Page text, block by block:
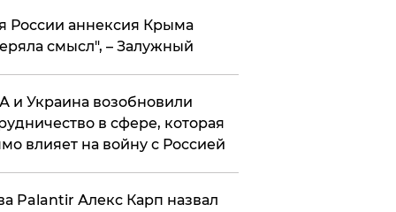
России аннексия Крыма
смысл", – Залужный
и Украина возобновили
в сфере, которая
влияет на войну с Россией
Palantir Алекс Карп назвал